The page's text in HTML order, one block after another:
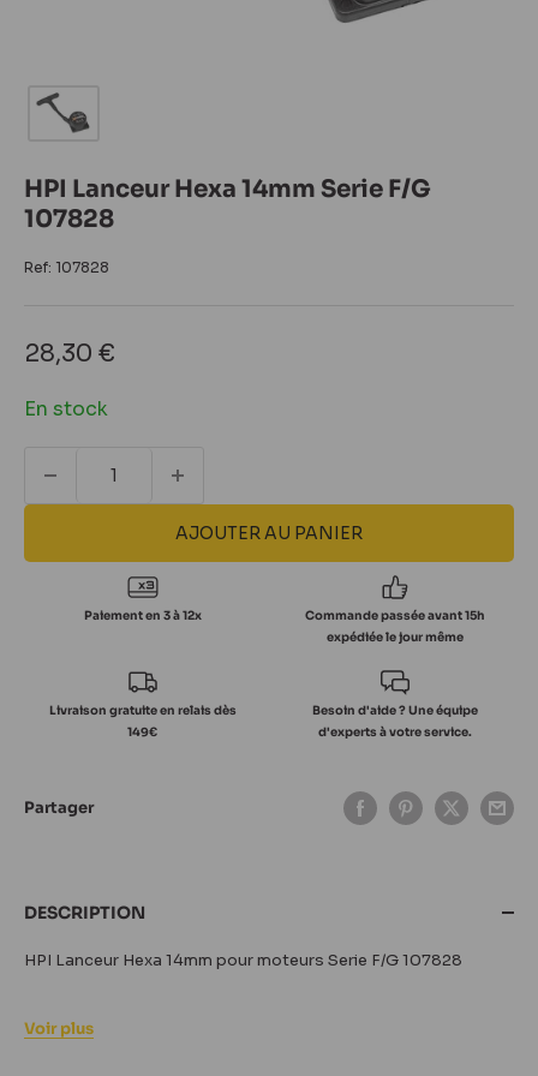
HPI Lanceur Hexa 14mm Serie F/G
107828
Ref: 107828
Prix
28,30 €
En stock
AJOUTER AU PANIER
Paiement en 3 à 12x
Commande passée avant 15h
expédiée le jour même
Livraison gratuite en relais dès
149€
Besoin d'aide ? Une équipe
d'experts à votre service.
Partager
DESCRIPTION
HPI Lanceur Hexa 14mm pour moteurs Serie F/G 107828
Voir plus